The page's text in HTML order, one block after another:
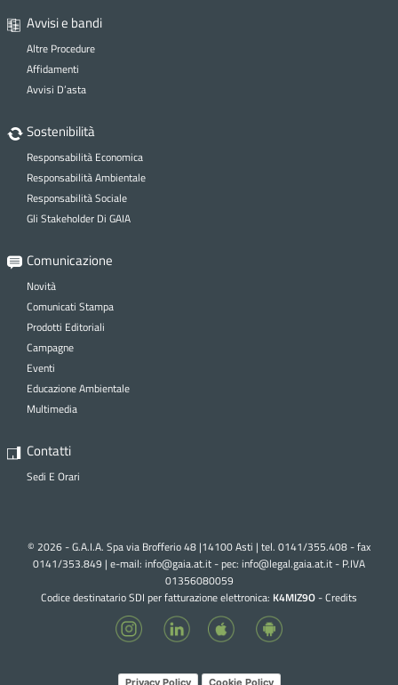
Avvisi e bandi
Altre Procedure
Affidamenti
Avvisi D’asta
Sostenibilità
Responsabilità Economica
Responsabilità Ambientale
Responsabilità Sociale
Gli Stakeholder Di GAIA
Comunicazione
Novità
Comunicati Stampa
Prodotti Editoriali
Campagne
Eventi
Educazione Ambientale
Multimedia
Contatti
Sedi E Orari
© 2026 - G.A.I.A. Spa via Brofferio 48 |14100 Asti | tel. 0141/355.408 - fax
0141/353.849 | e-mail: info@gaia.at.it - pec: info@legal.gaia.at.it- P.IVA
01356080059
Codice destinatario SDI per fatturazione elettronica: K4MIZ9O-Credits